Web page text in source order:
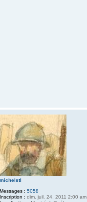
michelstl
Messages : 5058
Inscription : dim. juil. 24, 2011 2:00 am